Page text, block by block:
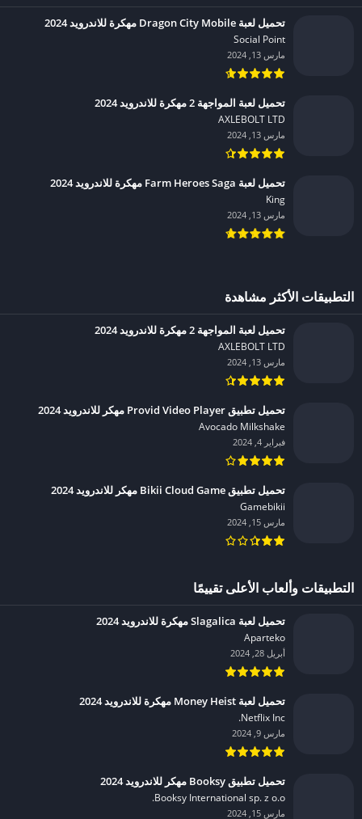
تحميل لعبة Dragon City Mobile مهكرة للاندرويد 2024
Social Point‏
مارس 13, 2024
تحميل لعبة المواجهة 2 مهكرة للاندرويد 2024
AXLEBOLT LTD‏
مارس 13, 2024
تحميل لعبة Farm Heroes Saga مهكرة للاندرويد 2024
King‏
مارس 13, 2024
التطبيقات الأكثر مشاهدة
تحميل لعبة المواجهة 2 مهكرة للاندرويد 2024
AXLEBOLT LTD‏
مارس 13, 2024
تحميل تطبيق Provid Video Player مهكر للاندرويد 2024
Avocado Milkshake‏
فبراير 4, 2024
تحميل تطبيق Bikii Cloud Game مهكر للاندرويد 2024
Gamebikii‏
مارس 15, 2024
التطبيقات وألعاب الأعلى تقييمًا
تحميل لعبة Slagalica مهكرة للاندرويد 2024
Aparteko‏
أبريل 28, 2024
تحميل لعبة Money Heist مهكرة للاندرويد 2024
Netflix Inc.‏
مارس 9, 2024
تحميل تطبيق Booksy مهكر للاندرويد 2024
Booksy International sp. z o.o.‏
مارس 15, 2024